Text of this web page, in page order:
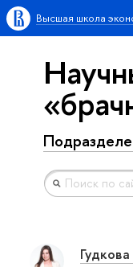
Высшая школа